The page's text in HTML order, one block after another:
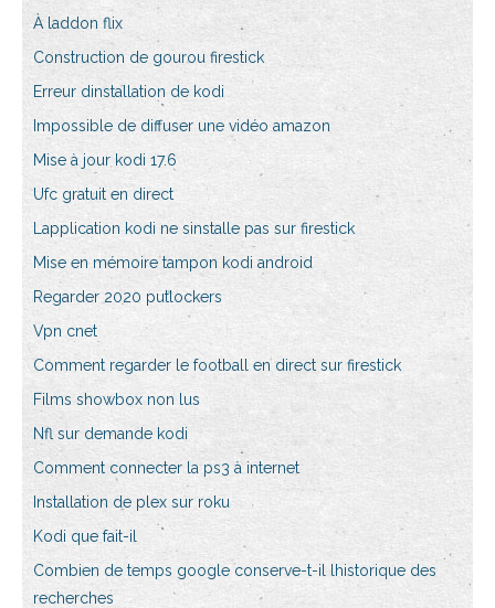
À laddon flix
Construction de gourou firestick
Erreur dinstallation de kodi
Impossible de diffuser une vidéo amazon
Mise à jour kodi 17.6
Ufc gratuit en direct
Lapplication kodi ne sinstalle pas sur firestick
Mise en mémoire tampon kodi android
Regarder 2020 putlockers
Vpn cnet
Comment regarder le football en direct sur firestick
Films showbox non lus
Nfl sur demande kodi
Comment connecter la ps3 à internet
Installation de plex sur roku
Kodi que fait-il
Combien de temps google conserve-t-il lhistorique des
recherches